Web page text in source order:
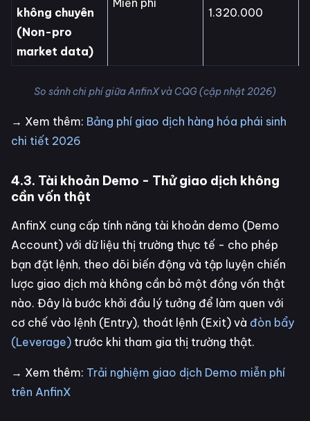
không chuyên
(Non-pro
market data)
1.320.000
So sánh chi phí giữa AnfinX và CQG (cập nhật 2026)
→ Xem thêm: Bảng phí giao dịch hàng hóa phái sinh
chi tiết 2026
4.3. Tài khoản Demo - Thử giao dịch không
cần vốn thật
AnfinX cung cấp tính năng tài khoản demo (Demo
Account) với dữ liệu thị trường thực tế - cho phép
bạn đặt lệnh, theo dõi biến động và tập luyện chiến
lược giao dịch mà không cần bỏ một đồng vốn thật
nào. Đây là bước khởi đầu lý tưởng để làm quen với
cơ chế vào lệnh (Entry), thoát lệnh (Exit) và đòn bẩy
(Leverage) trước khi tham gia thị trường thật.
→ Xem thêm: Trải nghiệm giao dịch Demo miễn phí
trên AnfinX